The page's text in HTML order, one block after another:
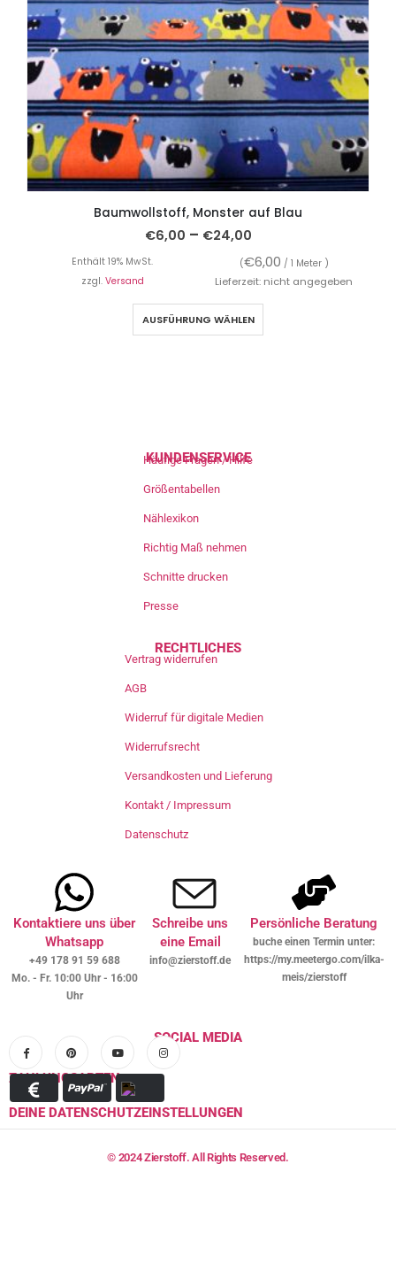
Baumwollstoff, Monster auf Blau
€6,00 – €24,00
Enthält 19% MwSt. (€6,00 / 1 Meter )
zzgl. Versand Lieferzeit: nicht angegeben
AUSFÜHRUNG WÄHLEN
KUNDENSERVICE
Häufige Fragen / Hilfe
Größentabellen
Nählexikon
Richtig Maß nehmen
Schnitte drucken
Presse
RECHTLICHES
Vertrag widerrufen
AGB
Widerruf für digitale Medien
Widerrufsrecht
Versandkosten und Lieferung
Kontakt / Impressum
Datenschutz
Kontaktiere uns über
Whatsapp
+49 178 91 59 688
Mo. - Fr. 10:00 Uhr - 16:00
Uhr
Schreibe uns
eine Email
info@zierstoff.de
Persönliche Beratung
buche einen Termin unter:
https://my.meetergo.com/ilka-
meis/zierstoff
SOCIAL MEDIA
ZAHLUNGSARTEN
DEINE DATENSCHUTZEINSTELLUNGEN
© 2024 Zierstoff. All Rights Reserved.